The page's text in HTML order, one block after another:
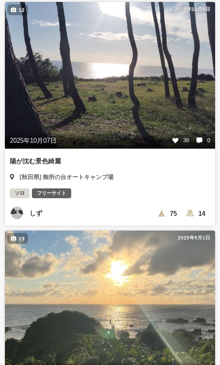
2025年10月8日
2025年10月07日 38 0
12
陽が沈む景色綺麗
[秋田県] 御所の台オートキャンプ場
ソロ フリーサイト
しず 75 14
2025年9月1日
13